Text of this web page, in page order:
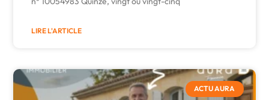
LIRE L'ARTICLE
ACTU AURA